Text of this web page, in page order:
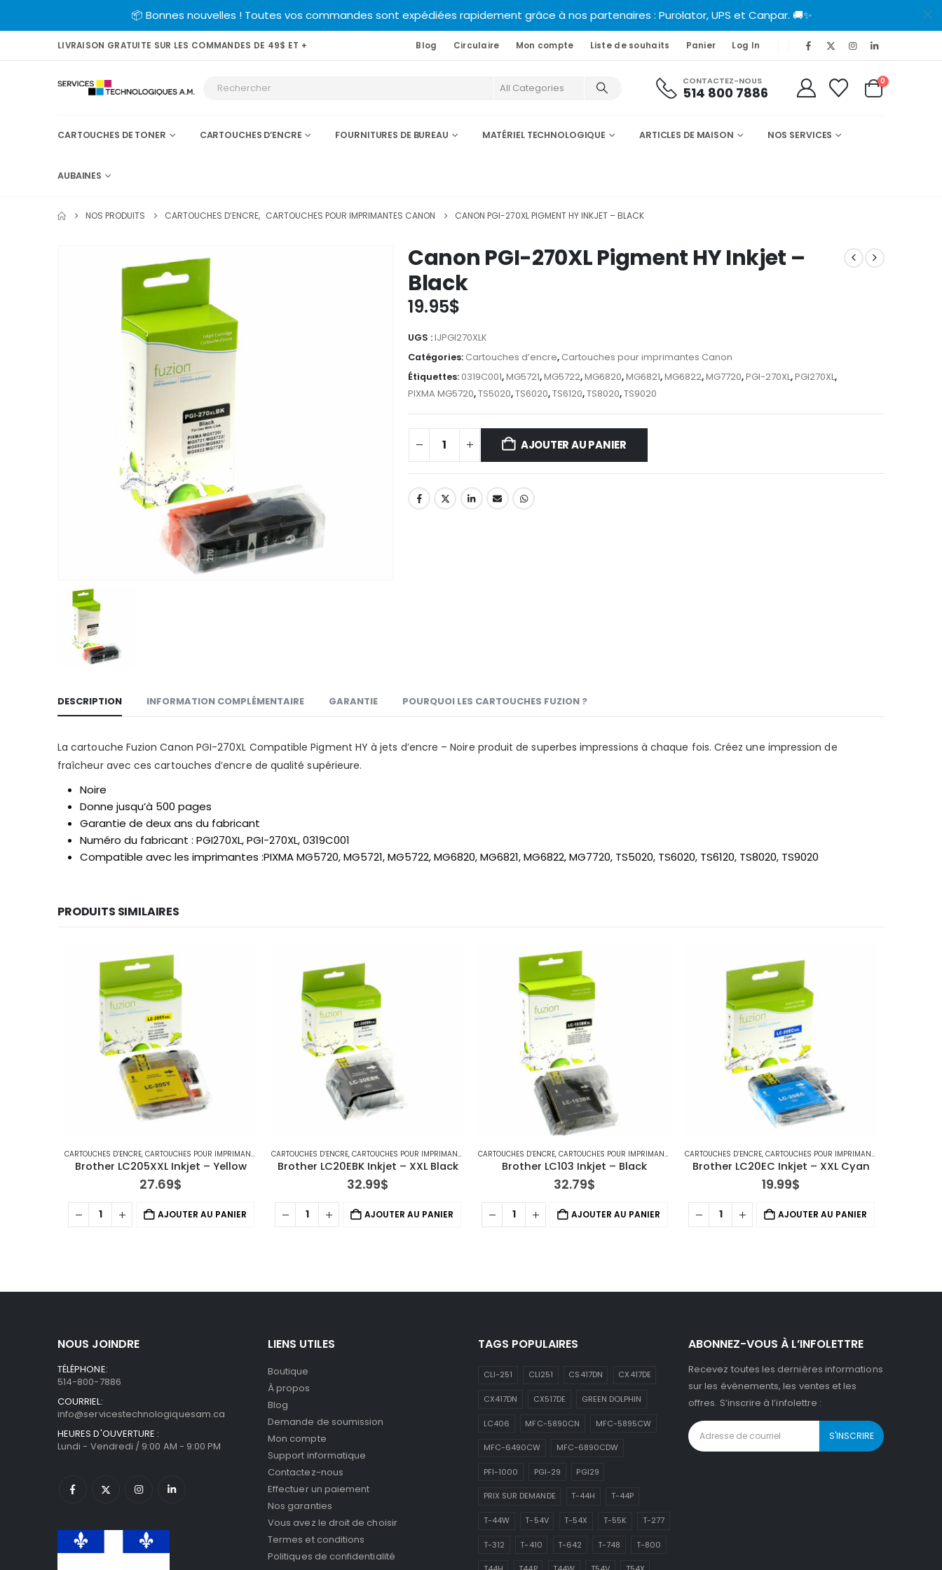
📦 Bonnes nouvelles ! Toutes vos commandes sont expédiées rapidement grâce à nos partenaires : Purolator, UPS et Canpar. 🚚✨
LIVRAISON GRATUITE SUR LES COMMANDES DE 49$ ET + Blog Circulaire Mon compte Liste de souhaits Panier Log In
CONTACTEZ-NOUS
514 800 7886
0
CARTOUCHES DE TONER CARTOUCHES D’ENCRE FOURNITURES DE BUREAU MATÉRIEL TECHNOLOGIQUE ARTICLES DE MAISON NOS SERVICES
AUBAINES
NOS PRODUITS CARTOUCHES D’ENCRE, CARTOUCHES POUR IMPRIMANTES CANON CANON PGI-270XL PIGMENT HY INKJET – BLACK
Canon PGI-270XL Pigment HY Inkjet –
Black
19.95$
UGS :IJPGI270XLK
Catégories: Cartouches d’encre, Cartouches pour imprimantes Canon
Étiquettes: 0319C001,MG5721,MG5722,MG6820,MG6821,MG6822,MG7720,PGI-270XL,PGI270XL,
PIXMA MG5720,TS5020,TS6020,TS6120,TS8020,TS9020
AJOUTER AU PANIER
DESCRIPTION INFORMATION COMPLÉMENTAIRE GARANTIE POURQUOI LES CARTOUCHES FUZION ?
La cartouche Fuzion Canon PGI-270XL Compatible Pigment HY à jets d’encre – Noire produit de superbes impressions à chaque fois. Créez une impression de
fraîcheur avec ces cartouches d’encre de qualité supérieure.
Noire
Donne jusqu’à 500 pages
Garantie de deux ans du fabricant
Numéro du fabricant : PGI270XL, PGI-270XL, 0319C001
Compatible avec les imprimantes :PIXMA MG5720, MG5721, MG5722, MG6820, MG6821, MG6822, MG7720, TS5020, TS6020, TS6120, TS8020, TS9020
PRODUITS SIMILAIRES
CARTOUCHES D’ENCRE, CARTOUCHES POUR IMPRIMANTES BROTHER ,IMPRIMANTE JET D'ENCRE
Brother LC205XXL Inkjet – Yellow
27.69$
AJOUTER AU PANIER
CARTOUCHES D’ENCRE, CARTOUCHES POUR IMPRIMANTES BROTHER ,IMPRIMANTE JET D'ENCRE
Brother LC20EBK Inkjet – XXL Black
32.99$
AJOUTER AU PANIER
CARTOUCHES D’ENCRE, CARTOUCHES POUR IMPRIMANTES BROTHER ,IMPRIMANTE JET D'ENCRE
Brother LC103 Inkjet – Black
32.79$
AJOUTER AU PANIER
CARTOUCHES D’ENCRE, CARTOUCHES POUR IMPRIMANTES BROTHER
Brother LC20EC Inkjet – XXL Cyan
19.99$
AJOUTER AU PANIER
NOUS JOINDRE
TÉLÉPHONE:
514-800-7886
COURRIEL:
info@servicestechnologiquesam.ca
HEURES D'OUVERTURE :
Lundi - Vendredi / 9:00 AM - 9:00 PM
LIENS UTILES
Boutique
À propos
Blog
Demande de soumission
Mon compte
Support informatique
Contactez-nous
Effectuer un paiement
Nos garanties
Vous avez le droit de choisir
Termes et conditions
Politiques de confidentialité
TAGS POPULAIRES
CLI-251 CLI251 CS417DN CX417DE
CX417DN CX517DE GREEN DOLPHIN
LC406 MFC-5890CN MFC-5895CW
MFC-6490CW MFC-6890CDW
PFI-1000 PGI-29 PGI29
PRIX SUR DEMANDE T-44H T-44P
T-44W T-54V T-54X T-55K T-277
T-312 T-410 T-642 T-748 T-800
ABONNEZ-VOUS À L’INFOLETTRE
Recevez toutes les dernières informations
sur les événements, les ventes et les
offres. S’inscrire à l’infolettre :